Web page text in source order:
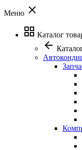
Меню
Каталог